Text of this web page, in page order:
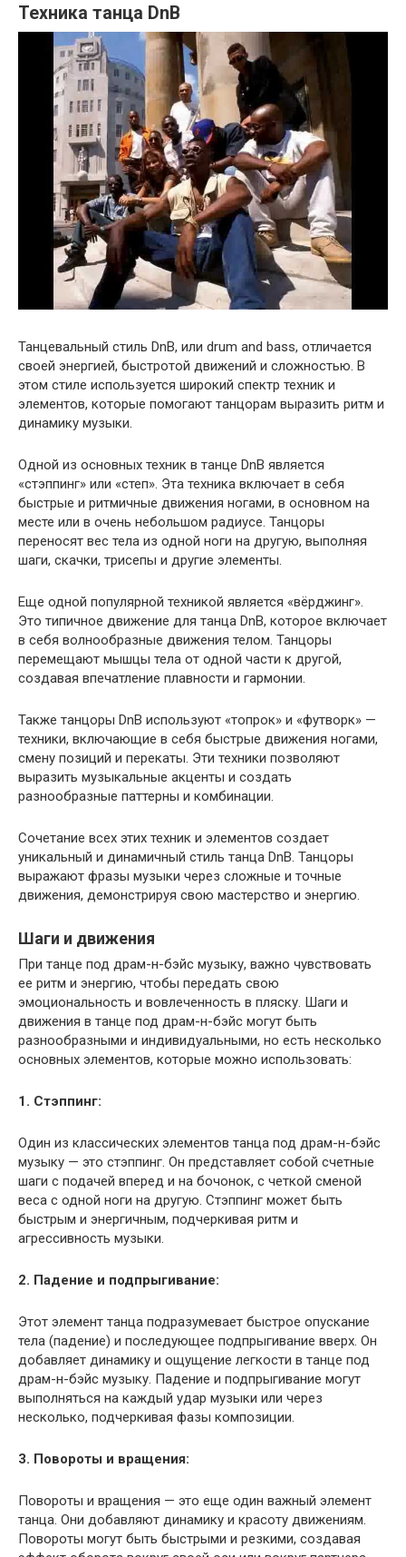
Техника танца DnB
Танцевальный стиль DnB, или drum and bass, отличается
своей энергией, быстротой движений и сложностью. В
этом стиле используется широкий спектр техник и
элементов, которые помогают танцорам выразить ритм и
динамику музыки.
Одной из основных техник в танце DnB является
«стэппинг» или «степ». Эта техника включает в себя
быстрые и ритмичные движения ногами, в основном на
месте или в очень небольшом радиусе. Танцоры
переносят вес тела из одной ноги на другую, выполняя
шаги, скачки, трисепы и другие элементы.
Еще одной популярной техникой является «вёрджинг».
Это типичное движение для танца DnB, которое включает
в себя волнообразные движения телом. Танцоры
перемещают мышцы тела от одной части к другой,
создавая впечатление плавности и гармонии.
Также танцоры DnB используют «топрок» и «футворк» —
техники, включающие в себя быстрые движения ногами,
смену позиций и перекаты. Эти техники позволяют
выразить музыкальные акценты и создать
разнообразные паттерны и комбинации.
Сочетание всех этих техник и элементов создает
уникальный и динамичный стиль танца DnB. Танцоры
выражают фразы музыки через сложные и точные
движения, демонстрируя свою мастерство и энергию.
Шаги и движения
При танце под драм-н-бэйс музыку, важно чувствовать
ее ритм и энергию, чтобы передать свою
эмоциональность и вовлеченность в пляску. Шаги и
движения в танце под драм-н-бэйс могут быть
разнообразными и индивидуальными, но есть несколько
основных элементов, которые можно использовать:
1. Стэппинг:
Один из классических элементов танца под драм-н-бэйс
музыку — это стэппинг. Он представляет собой счетные
шаги с подачей вперед и на бочонок, с четкой сменой
веса с одной ноги на другую. Стэппинг может быть
быстрым и энергичным, подчеркивая ритм и
агрессивность музыки.
2. Падение и подпрыгивание:
Этот элемент танца подразумевает быстрое опускание
тела (падение) и последующее подпрыгивание вверх. Он
добавляет динамику и ощущение легкости в танце под
драм-н-бэйс музыку. Падение и подпрыгивание могут
выполняться на каждый удар музыки или через
несколько, подчеркивая фазы композиции.
3. Повороты и вращения:
Повороты и вращения — это еще один важный элемент
танца. Они добавляют динамику и красоту движениям.
Повороты могут быть быстрыми и резкими, создавая